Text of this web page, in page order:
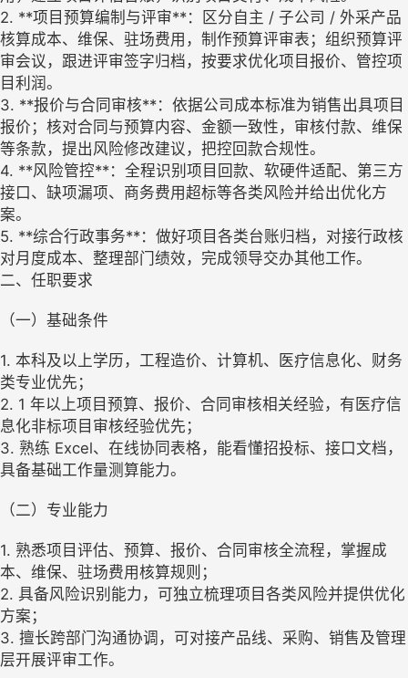
2. **项目预算编制与评审**：区分自主 / 子公司 / 外采产品
核算成本、维保、驻场费用，制作预算评审表；组织预算评
审会议，跟进评审签字归档，按要求优化项目报价、管控项
目利润。
3. **报价与合同审核**：依据公司成本标准为销售出具项目
报价；核对合同与预算内容、金额一致性，审核付款、维保
等条款，提出风险修改建议，把控回款合规性。
4. **风险管控**：全程识别项目回款、软硬件适配、第三方
接口、缺项漏项、商务费用超标等各类风险并给出优化方
案。
5. **综合行政事务**：做好项目各类台账归档，对接行政核
对月度成本、整理部门绩效，完成领导交办其他工作。
二、任职要求
（一）基础条件
1. 本科及以上学历，工程造价、计算机、医疗信息化、财务
类专业优先；
2. 1 年以上项目预算、报价、合同审核相关经验，有医疗信
息化非标项目审核经验优先；
3. 熟练 Excel、在线协同表格，能看懂招投标、接口文档，
具备基础工作量测算能力。
（二）专业能力
1. 熟悉项目评估、预算、报价、合同审核全流程，掌握成
本、维保、驻场费用核算规则；
2. 具备风险识别能力，可独立梳理项目各类风险并提供优化
方案；
3. 擅长跨部门沟通协调，可对接产品线、采购、销售及管理
层开展评审工作。